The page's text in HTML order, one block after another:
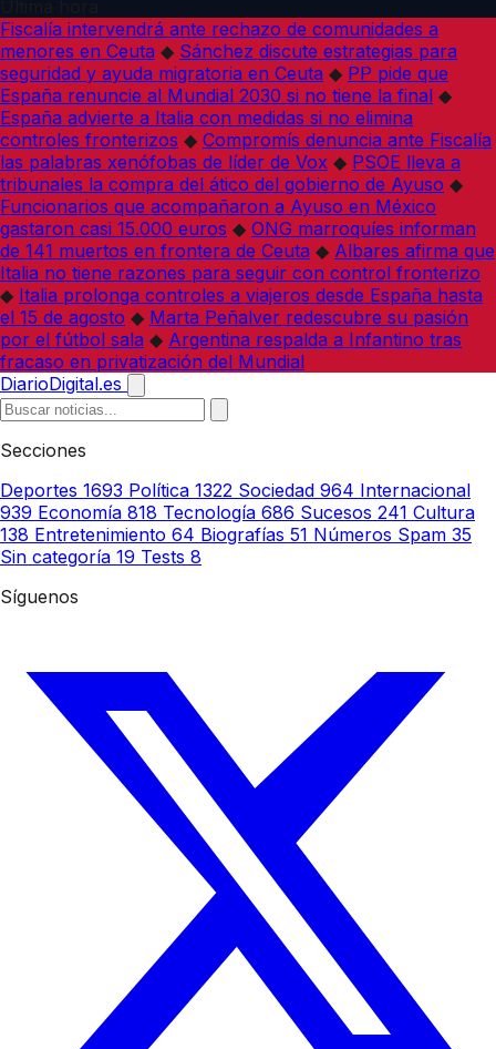
Fiscalía intervendrá ante rechazo de comunidades a
menores en Ceuta ◆ Sánchez discute estrategias para
seguridad y ayuda migratoria en Ceuta ◆ PP pide que
España renuncie al Mundial 2030 si no tiene la final ◆
España advierte a Italia con medidas si no elimina
controles fronterizos ◆ Compromís denuncia ante Fiscalía
las palabras xenófobas de líder de Vox ◆ PSOE lleva a
tribunales la compra del ático del gobierno de Ayuso ◆
Funcionarios que acompañaron a Ayuso en México
gastaron casi 15.000 euros ◆ ONG marroquíes informan
de 141 muertos en frontera de Ceuta ◆ Albares afirma que
Italia no tiene razones para seguir con control fronterizo
◆ Italia prolonga controles a viajeros desde España hasta
el 15 de agosto ◆ Marta Peñalver redescubre su pasión
por el fútbol sala ◆ Argentina respalda a Infantino tras
fracaso en privatización del Mundial
DiarioDigital.es
Secciones
Deportes 1693 Política 1322 Sociedad 964 Internacional
939 Economía 818 Tecnología 686 Sucesos 241 Cultura
138 Entretenimiento 64 Biografías 51 Números Spam 35
Sin categoría 19 Tests 8
Síguenos